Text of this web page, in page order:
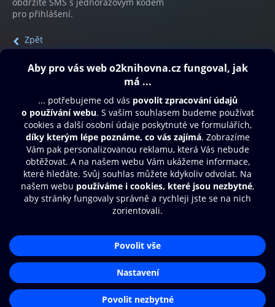
pro přihlášení.
Zpět
Obsah ke stažení
Moje O2 Knihovna
Další zábava
© O2 Czech Republic a.s.
Přístupnost
Zásady zpracování osobních údajů
Nastavení cookies
Aplikace O2 Knihovna
Čti a poslouchej své e-knihy a
audioknihy rychleji a pohodlněji.